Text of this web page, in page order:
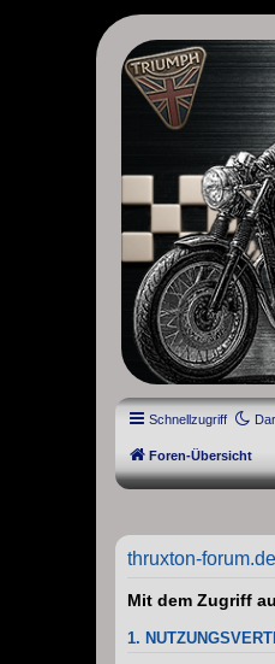
DAS FORUM! Alles
Street Cup, America
Schnellzugriff
Foren-Übersicht
thruxton-
Mit dem Zugriff
1.